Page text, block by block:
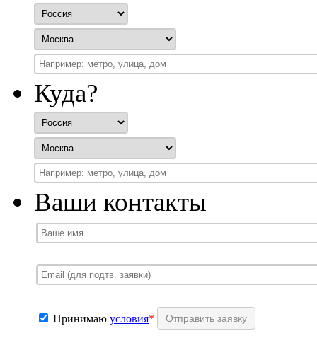
Куда?
Ваши контакты
Принимаю условия*